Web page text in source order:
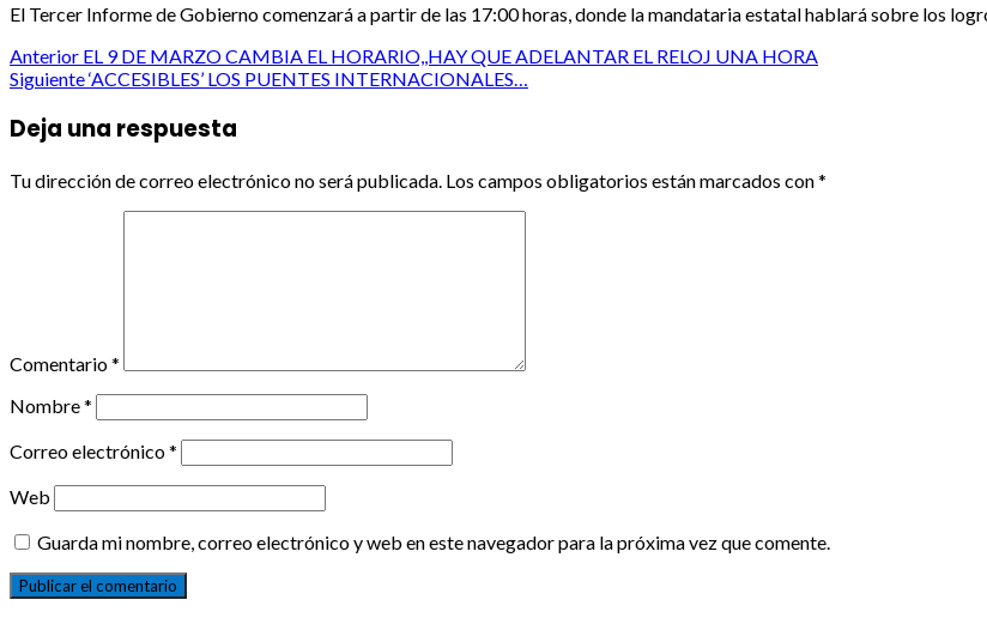
El Tercer Informe de Gobierno comenzará a partir de las 17:00 horas, donde la mandataria estatal hablará sobre los
Post
Anterior EL 9 DE MARZO CAMBIA EL HORARIO,,HAY QUE ADELANTAR EL RELOJ UNA HORA
Siguiente‘ACCESIBLES’ LOS PUENTES INTERNACIONALES…
Deja una respuesta
Tu dirección de correo electrónico no será publicada. Los campos obligatorios están marcados con*
Comentario*
Nombre*
Correo electrónico*
Web
Guarda mi nombre, correo electrónico y web en este navegador para la próxima vez que comente.